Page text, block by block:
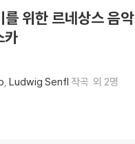
를 위한 르네상스
Ludwig Senfl 작곡 외 2명